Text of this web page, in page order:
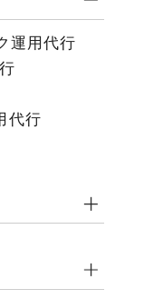
運用代行
代行